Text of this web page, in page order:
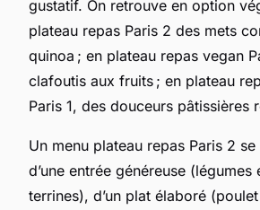
gustatif. On retrouve en option
plateau repas Paris 2 des mets
quinoa ; en plateau repas vegan
clafoutis aux fruits ; en plateau
Paris 1, des douceurs pâtissières
Un menu plateau repas Paris 2
d’une entrée généreuse (légumes
terrines), d’un plat élaboré